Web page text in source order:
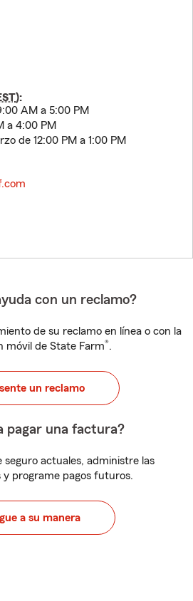
):
AM a 5:00 PM
a 4:00 PM
de 12:00 PM a 1:00 PM
con un reclamo?
de su reclamo en línea o con la
móvil de State Farm®.
un reclamo
pagar una factura?
seguro actuales, administre las
y programe pagos futuros.
a su manera